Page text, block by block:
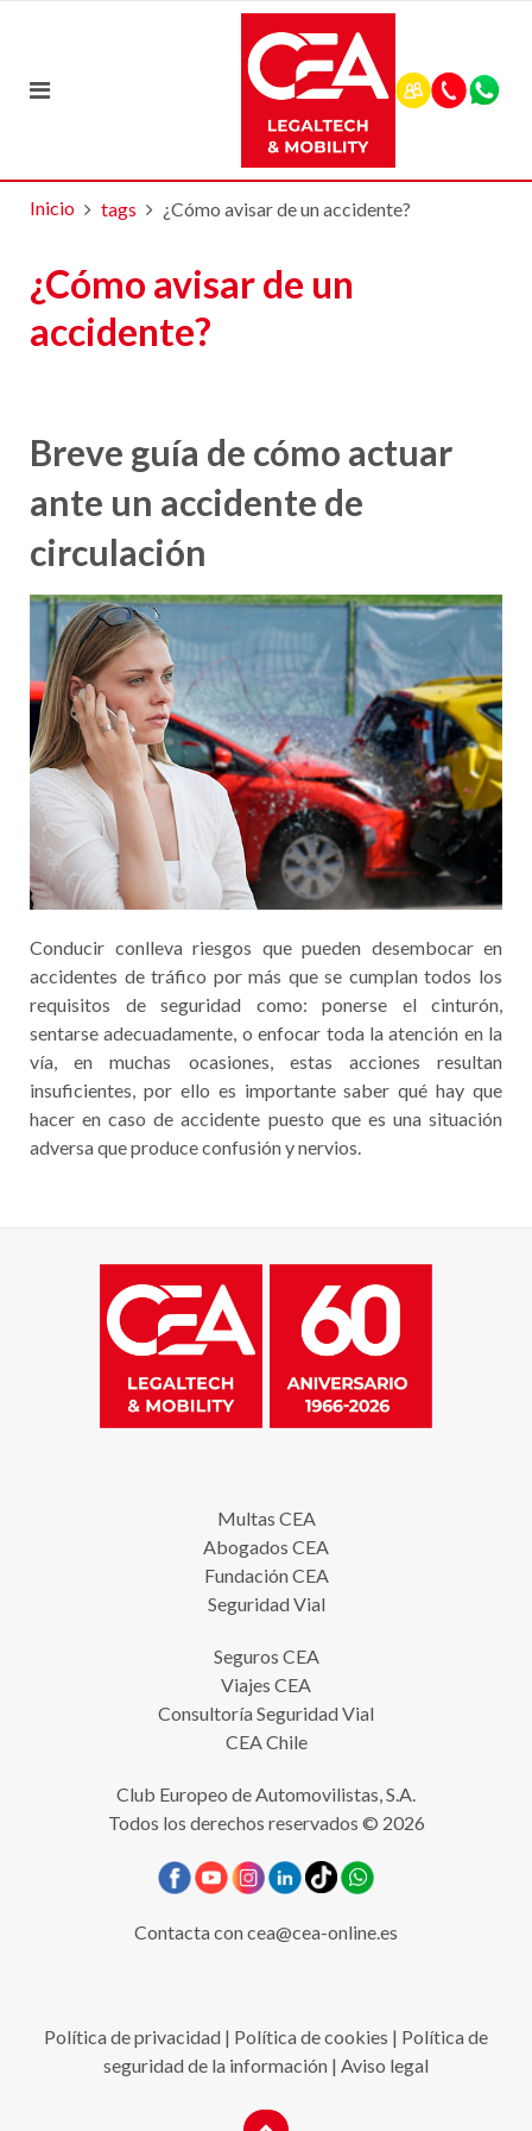
Inicio tags ¿Cómo avisar de un accidente?
¿Cómo avisar de un
accidente?
Breve guía de cómo actuar
ante un accidente de
circulación
Conducir conlleva riesgos que pueden desembocar en
accidentes de tráfico por más que se cumplan todos los
requisitos de seguridad como: ponerse el cinturón,
sentarse adecuadamente, o enfocar toda la atención en la
vía, en muchas ocasiones, estas acciones resultan
insuficientes, por ello es importante saber qué hay que
hacer en caso de accidente puesto que es una situación
adversa que produce confusión y nervios.
Multas CEA
Abogados CEA
Fundación CEA
Seguridad Vial
Seguros CEA
Viajes CEA
Consultoría Seguridad Vial
CEA Chile
Club Europeo de Automovilistas, S.A.
Todos los derechos reservados © 2026
Contacta concea@cea-online.es
Política de privacidad | Política de cookies | Política de
seguridad de la información | Aviso legal